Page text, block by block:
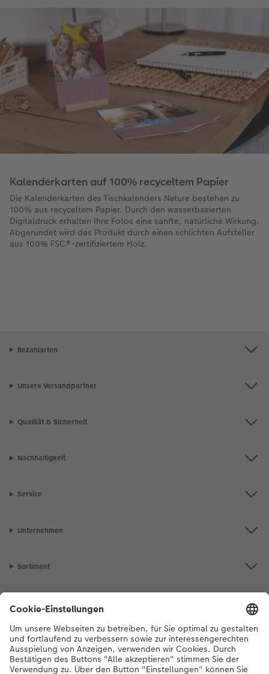
Kalenderkarten auf 100% recyceltem Papier
Die Kalenderkarten des Tischkalenders Nature bestehen zu
100% aus recyceltem Papier. Durch den wasserbasierten
Digitaldruck erhalten Ihre Fotos eine sanfte, natürliche Wirkung.
Abgerundet wird das Produkt durch einen schlichten Aufsteller
aus 100% FSC®-zertifiziertem Holz.
Bezahlarten
Unsere Versandpartner
Qualität & Sicherheit
Nachhaltigkeit
Service
Unternehmen
Sortiment
Bei Fragen zu Produkten oder der Bestellung können Sie uns gerne von
Montag bis Samstag von 8:00 – 20:00 Uhr und Sonntag von 10:00 –
20:00 Uhr (gesetzliche Feiertage ausgenommen) unter der
Telefonnummer044 499 10 36kontaktieren.